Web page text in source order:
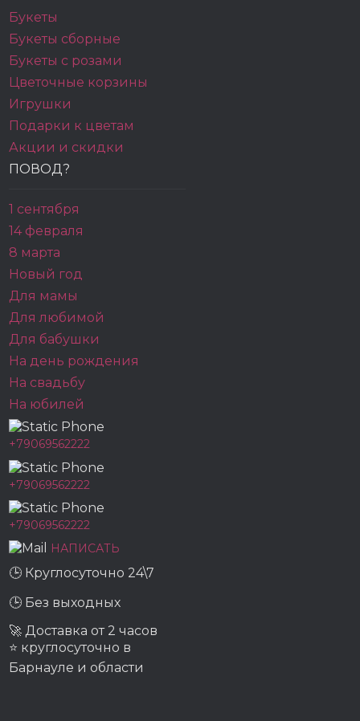
Букеты
Букеты сборные
Букеты с розами
Цветочные корзины
Игрушки
Подарки к цветам
Акции и скидки
ПОВОД?
1 сентября
14 февраля
8 марта
Новый год
Для мамы
Для любимой
Для бабушки
На день рождения
На свадьбу
На юбилей
+79069562222
+79069562222
+79069562222
НАПИСАТЬ
🕒 Круглосуточно 24\7
🕒 Без выходных
🚀 Доставка от 2 часов
⭐ круглосуточно в
Барнауле и области